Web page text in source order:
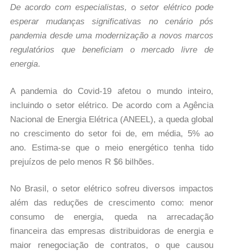
De acordo com especialistas, o setor elétrico pode
esperar mudanças significativas no cenário pós
pandemia desde uma modernização a novos marcos
regulatórios que beneficiam o mercado livre de
energia.
A pandemia do Covid-19 afetou o mundo inteiro,
incluindo o setor elétrico. De acordo com a Agência
Nacional de Energia Elétrica (ANEEL), a queda global
no crescimento do setor foi de, em média, 5% ao
ano. Estima-se que o meio energético tenha tido
prejuízos de pelo menos R $6 bilhões.
No Brasil, o setor elétrico sofreu diversos impactos
além das reduções de crescimento como: menor
consumo de energia, queda na arrecadação
financeira das empresas distribuidoras de energia e
maior renegociação de contratos, o que causou